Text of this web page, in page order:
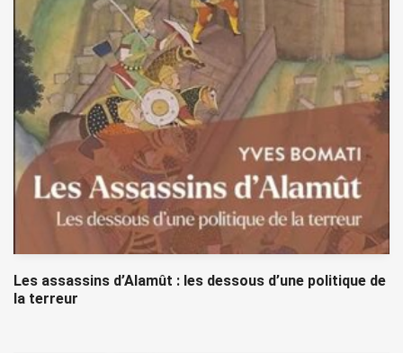
Les assassins d’Alamût : les dessous d’une politique de
la terreur